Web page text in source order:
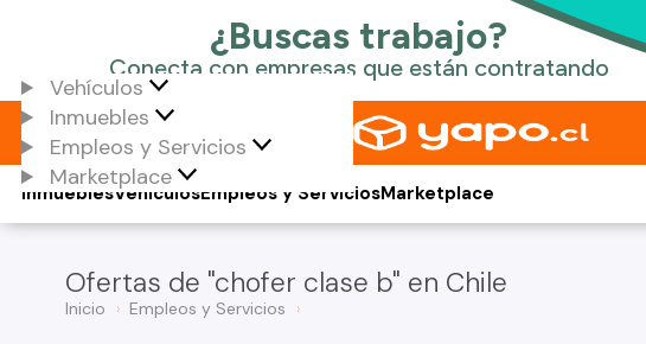
Vehículos
Inmuebles
Empleos y Servicios
Marketplace
Vehículos
Inmuebles Empleos y ServiciosMarketplace
Ofertas de "chofer clase b" en Chile
Inicio Empleos y Servicios